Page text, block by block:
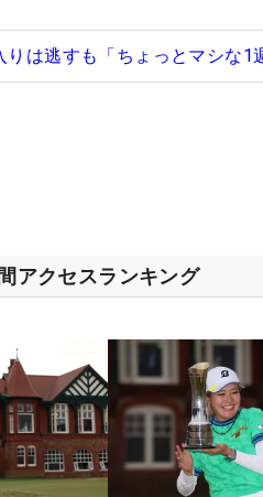
りは逃すも「ちょっとマシな
アクセスランキング